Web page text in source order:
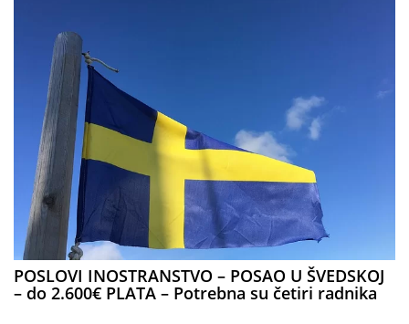
POSLOVI INOSTRANSTVO – POSAO U ŠVEDSKOJ
– do 2.600€ PLATA – Potrebna su četiri radnika